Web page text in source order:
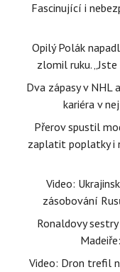
Fascinující i
Opilý Polák
zlomil ruku.
Dva zápasy v NHL
kariéra v
Přerov spustil
zaplatit poplatky i
Video:
zásobování
Ronaldovy
Video: Dron trefil